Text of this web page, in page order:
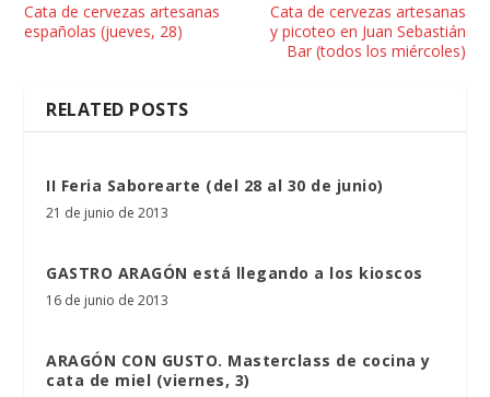
Cata de cervezas artesanas
españolas (jueves, 28)
Cata de cervezas artesanas
y picoteo en Juan Sebastián
Bar (todos los miércoles)
RELATED POSTS
II Feria Saborearte (del 28 al 30 de junio)
21 de junio de 2013
GASTRO ARAGÓN está llegando a los kioscos
16 de junio de 2013
ARAGÓN CON GUSTO. Masterclass de cocina y
cata de miel (viernes, 3)